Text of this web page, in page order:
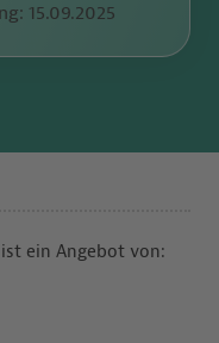
15.09.2025
ein Angebot von: